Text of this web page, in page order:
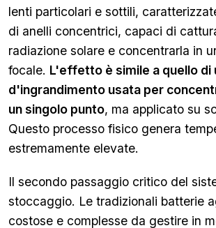
lenti particolari e sottili,
di anelli concentrici, capaci di
radiazione solare e concentrarla in
focale. L'effetto è simile a quello di
d'ingrandimento usata per
un singolo punto, ma applicato su
Questo processo fisico genera
estremamente elevate.
Il secondo passaggio critico del
stoccaggio. Le tradizionali batterie
costose e complesse da gestire in